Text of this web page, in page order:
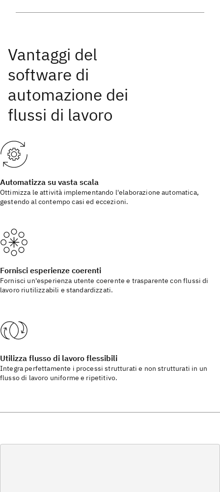
Automatizza su vasta scala
Ottimizza le attività implementando l'elaborazione automatica,
gestendo al contempo casi ed eccezioni.
Fornisci esperienze coerenti
Fornisci un'esperienza utente coerente e trasparente con flussi di
lavoro riutilizzabili e standardizzati.
Utilizza flusso di lavoro flessibili
Integra perfettamente i processi strutturati e non strutturati in un
flusso di lavoro uniforme e ripetitivo.